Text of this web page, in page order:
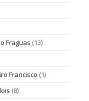
Fraguas (13)
Francisco (1)
(8)